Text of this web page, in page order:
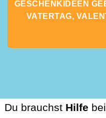
GESCHENKIDEEN
VATERTAG,
Du brauchst Hilfe